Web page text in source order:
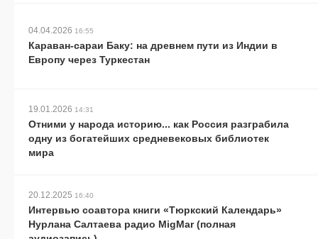
04.04.2026 16:55
Караван-сараи Баку: на древнем пути из Индии в
Европу через Туркестан
19.01.2026 14:31
Отними у народа историю... как Россия разграбила
одну из богатейших средневековых библиотек
мира
20.12.2025 16:40
Интервью соавтора книги «Тюркский Календарь»
Нурлана Салтаева радио MigMar (полная